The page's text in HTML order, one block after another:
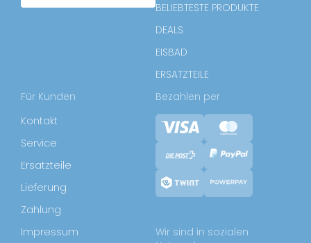
BELIEBTESTE PRODUKTE
DEALS
EISBAD
ERSATZTEILE
Für Kunden
Kontakt
Service
Ersatzteile
Lieferung
Zahlung
Impressum
Bezahlen per
Wir sind in sozialen